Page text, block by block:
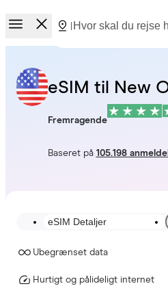
eSIM til New
Fremragende
Baseret på 105.198
eSIM Detaljer
Ubegrænset data
Hurtigt og pålideligt internet